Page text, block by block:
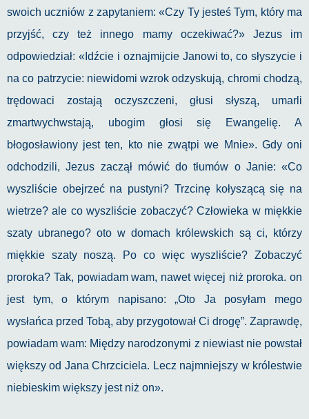
swoich uczniów z zapytaniem: «Czy Ty jesteś Tym, który ma
przyjść, czy też innego mamy oczekiwać?» Jezus im
odpowiedział: «Idźcie i oznajmijcie Janowi to, co słyszycie i
na co patrzycie: niewidomi wzrok odzyskują, chromi chodzą,
trędowaci zostają oczyszczeni, głusi słyszą, umarli
zmartwychwstają, ubogim głosi się Ewangelię. A
błogosławiony jest ten, kto nie zwątpi we Mnie». Gdy oni
odchodzili, Jezus zaczął mówić do tłumów o Janie: «Co
wyszliście obejrzeć na pustyni? Trzcinę kołyszącą się na
wietrze? ale co wyszliście zobaczyć? Człowieka w miękkie
szaty ubranego? oto w domach królewskich są ci, którzy
miękkie szaty noszą. Po co więc wyszliście? Zobaczyć
proroka? Tak, powiadam wam, nawet więcej niż proroka. on
jest tym, o którym napisano: „Oto Ja posyłam mego
wysłańca przed Tobą, aby przygotował Ci drogę”. Zaprawdę,
powiadam wam: Między narodzonymi z niewiast nie powstał
większy od Jana Chrzciciela. Lecz najmniejszy w królestwie
niebieskim większy jest niż on».